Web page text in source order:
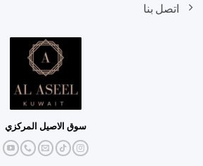
اتصل بنا
سوق الاصيل المركزي